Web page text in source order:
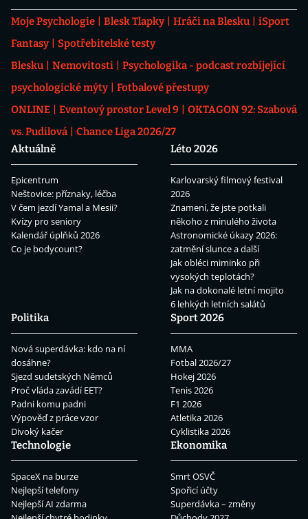
Moje Psychologie Blesk Tlapky Hráči na Blesku
iSport
Fantasy
Spotřebitelské testy
Blesku
Nemovitosti
Psychologika - podcast rozbíjející
psychologické mýty
Fotbalové přestupy
ONLINE
Eventový prostor Level 9
OKTAGON 92: Szabová
vs. Pudilová
Chance Liga 2026/27
Aktuálně
Epicentrum
Neštovice: příznaky, léčba
V čem jezdí Yamal a Mesii?
Kvízy pro seniory
Kalendář úplňků 2026
Co je bodycount?
Léto 2026
Karlovarský filmový festival
2026
Znamení, že jste potkali
někoho z minulého života
Astronomické úkazy 2026:
zatmění slunce a další
Jak obléci miminko při
vysokých teplotách?
Jak na dokonalé letní mojito
6 lehkých letních salátů
Politika
Nová superdávka: kdo na ní
dosáhne?
Sjezd sudetských Němců
Proč vláda zavádí EET?
Padni komu padni
Výpověď z práce vzor
Divoký kačer
Sport 2026
MMA
Fotbal 2026/27
Hokej 2026
Tenis 2026
F1 2026
Atletika 2026
Cyklistika 2026
Technologie
SpaceX na burze
Nejlepší telefony
Nejlepší AI zdarma
Ekonomika
Smrt OSVČ
Spořicí účty
Superdávka – změny